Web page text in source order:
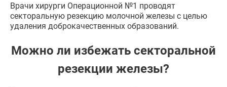
Врачи хирурги Операционной №1 проводят
секторальную резекцию молочной железы с целью
удаления доброкачественных образований.
Можно ли избежать секторальной
резекции железы?